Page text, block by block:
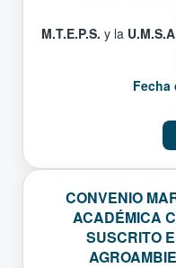
M.T.E.P.S. y la
CONVENIO
ACADÉMICA
SUSCRITO